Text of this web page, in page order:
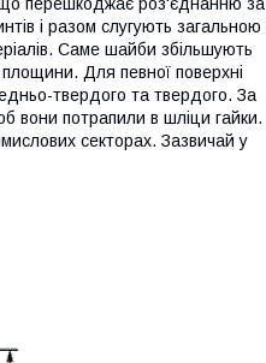
і разом слугують загальною
Саме шайби збільшують
Для певної поверхні
твердого та твердого. За
вони потрапили в шліци гайки.
секторах. Зазвичай у